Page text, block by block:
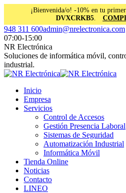
¡Bienvenida/o! -10% en tu
DVXCRKB5.
Saltar
al
contenido
Facebook
page
opens
in
new
window
Instagram
page
opens
in
new
window
Linkedin
page
opens
in
new
window
948 311 600admin@nrelectronica.com
07:00-15:00
NR Electrónica
Soluciones de informática móvil,
industrial.
Inicio
Empresa
Servicios
Control de Accesos
Gestión Presencia Laboral
Sistemas de Seguridad
Automatización Industrial
Informática Móvil
Tienda Online
Noticias
Contacto
LINEO